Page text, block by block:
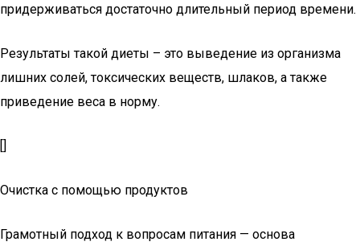
придерживаться достаточно длительный период времени.
Результаты такой диеты – это выведение из организма
лишних солей, токсических веществ, шлаков, а также
приведение веса в норму.
[]
Очистка с помощью продуктов
Грамотный подход к вопросам питания — основа